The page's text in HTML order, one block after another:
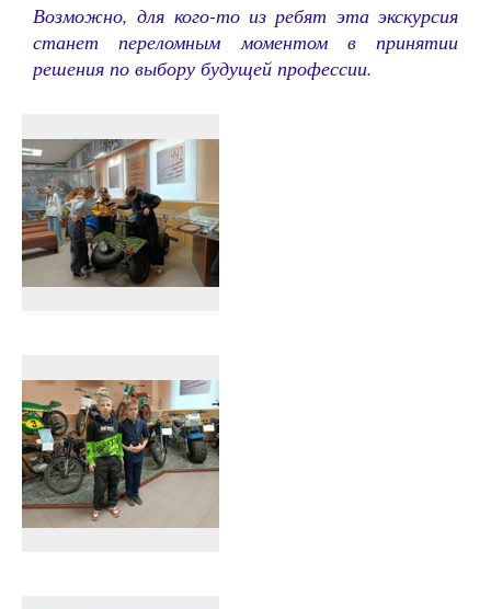
Возможно, для кого-то из ребят эта экскурсия
станет переломным моментом в принятии
решения по выбору будущей профессии.